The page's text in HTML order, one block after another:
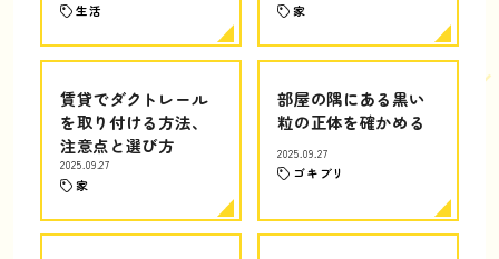
生活 家
賃貸でダクトレール
を取り付ける方法、
注意点と選び方
2025.09.27
家
部屋の隅にある黒い
粒の正体を確かめる
2025.09.27
ゴキブリ